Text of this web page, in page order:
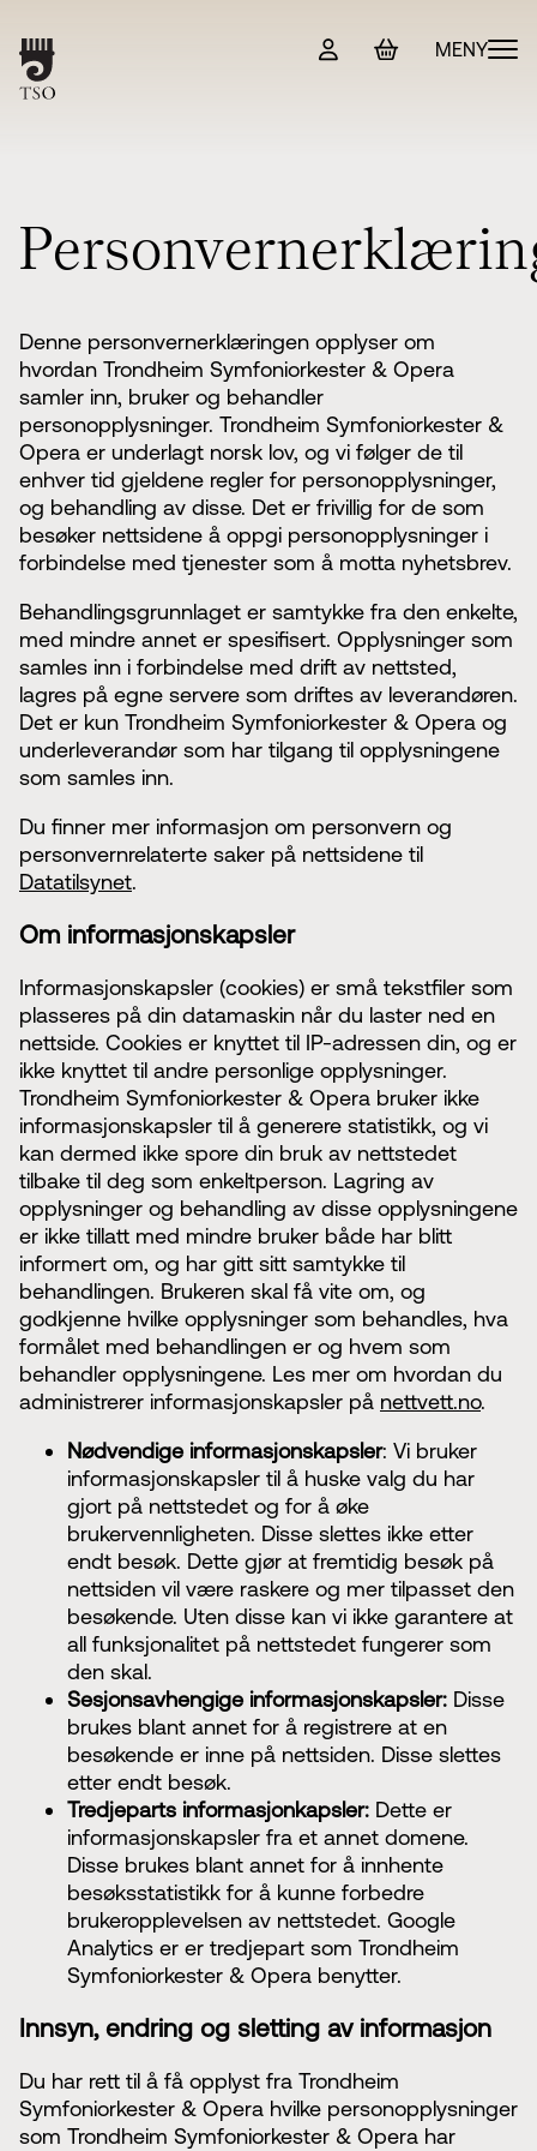
TSO-kortet
Magasin
Om TSO
Sjefdirigent Adam Hickox
Symfoniorkesteret
Vokalensemblet
TSO-koret
Administrasjon
Kontakt oss
Styret i TSO
TSOs venner
TSO mot 2030
+ Se flere valg
TSO Play
Opera
TSO talent
Princess Astrid International Music Competition
Jobbe hos oss
Samarbeidspartnere
Nyheter
MENY
Personvernerklærin
Denne personvernerklæringen opplyser om
hvordan Trondheim Symfoniorkester & Opera
samler inn, bruker og behandler
personopplysninger. Trondheim Symfoniorkester &
Opera er underlagt norsk lov, og vi følger de til
enhver tid gjeldene regler for personopplysninger,
og behandling av disse. Det er frivillig for de som
besøker nettsidene å oppgi personopplysninger i
forbindelse med tjenester som å motta nyhetsbrev.
Behandlingsgrunnlaget er samtykke fra den enkelte,
med mindre annet er spesifisert. Opplysninger som
samles inn i forbindelse med drift av nettsted,
lagres på egne servere som driftes av leverandøren.
Det er kun Trondheim Symfoniorkester & Opera og
underleverandør som har tilgang til opplysningene
som samles inn.
Du finner mer informasjon om personvern og
personvernrelaterte saker på nettsidene til
Datatilsynet.
Om informasjonskapsler
Informasjonskapsler (cookies) er små tekstfiler som
plasseres på din datamaskin når du laster ned en
nettside. Cookies er knyttet til IP-adressen din, og er
ikke knyttet til andre personlige opplysninger.
Trondheim Symfoniorkester & Opera bruker ikke
informasjonskapsler til å generere statistikk, og vi
kan dermed ikke spore din bruk av nettstedet
tilbake til deg som enkeltperson. Lagring av
opplysninger og behandling av disse opplysningene
er ikke tillatt med mindre bruker både har blitt
informert om, og har gitt sitt samtykke til
behandlingen. Brukeren skal få vite om, og
godkjenne hvilke opplysninger som behandles, hva
formålet med behandlingen er og hvem som
behandler opplysningene. Les mer om hvordan du
administrerer informasjonskapsler på nettvett.no.
Nødvendige informasjonskapsler: Vi bruker
informasjonskapsler til å huske valg du har
gjort på nettstedet og for å øke
brukervennligheten. Disse slettes ikke etter
endt besøk. Dette gjør at fremtidig besøk på
nettsiden vil være raskere og mer tilpasset den
besøkende. Uten disse kan vi ikke garantere at
all funksjonalitet på nettstedet fungerer som
den skal.
Sesjonsavhengige informasjonskapsler: Disse
brukes blant annet for å registrere at en
besøkende er inne på nettsiden. Disse slettes
etter endt besøk.
Tredjeparts informasjonkapsler: Dette er
informasjonskapsler fra et annet domene.
Disse brukes blant annet for å innhente
besøksstatistikk for å kunne forbedre
brukeropplevelsen av nettstedet. Google
Analytics er er tredjepart som Trondheim
Symfoniorkester & Opera benytter.
Innsyn, endring og sletting av informasjon
Du har rett til å få opplyst fra Trondheim
Symfoniorkester & Opera hvilke personopplysninger
som Trondheim Symfoniorkester & Opera har